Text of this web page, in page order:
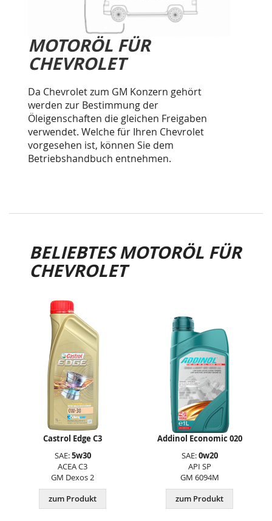
MOTORÖL FÜR
CHEVROLET
Da Chevrolet zum GM Konzern gehört
werden zur Bestimmung der
Öleigenschaften die gleichen Freigaben
verwendet. Welche für Ihren Chevrolet
vorgesehen ist, können Sie dem
Betriebshandbuch entnehmen.
BELIEBTES MOTORÖL FÜR
CHEVROLET
Castrol Edge C3
SAE:5w30
ACEA C3
GM Dexos 2
zum Produkt
Addinol Economic 020
SAE:0w20
API SP
GM 6094M
zum Produkt